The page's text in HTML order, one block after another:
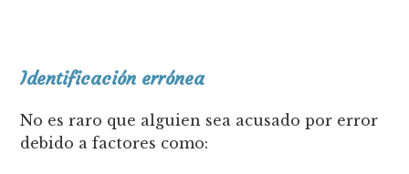
Identificación errónea
No es raro que alguien sea acusado por error
debido a factores como: